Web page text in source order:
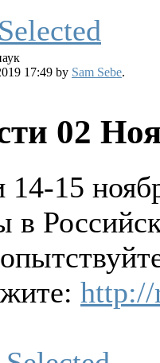
17:49 by Sam Sebe.
02
14-15
в
http://